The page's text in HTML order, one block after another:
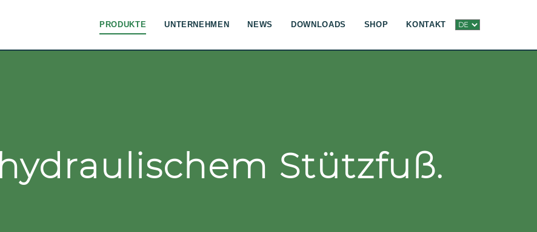
PRODUKTE UNTERNEHMEN NEWS DOWNLOADS SHOP KONTAKT
Stützfuß.